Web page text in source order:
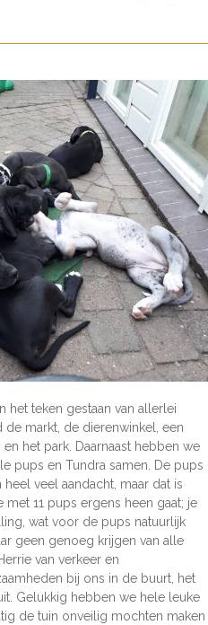
het teken gestaan van allerlei
markt, de dierenwinkel, een
het park. Daarnaast hebben we
pups en Tundra samen. De pups
veel aandacht, maar dat is
11 pups ergens heen gaat; je
wat voor de pups natuurlijk
geen genoeg krijgen van alle
van verkeer en
bij ons in de buurt, het
Gelukkig hebben we hele leuke
de tuin onveilig mochten maken